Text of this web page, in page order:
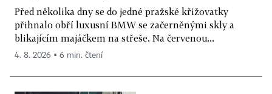
Před několika dny se do jedné pražské křižovatky
přihnalo obří luxusní BMW se začerněnými skly a
blikajícím majáčkem na střeše. Na červenou...
4. 8. 2026 ▪ 6 min. čtení